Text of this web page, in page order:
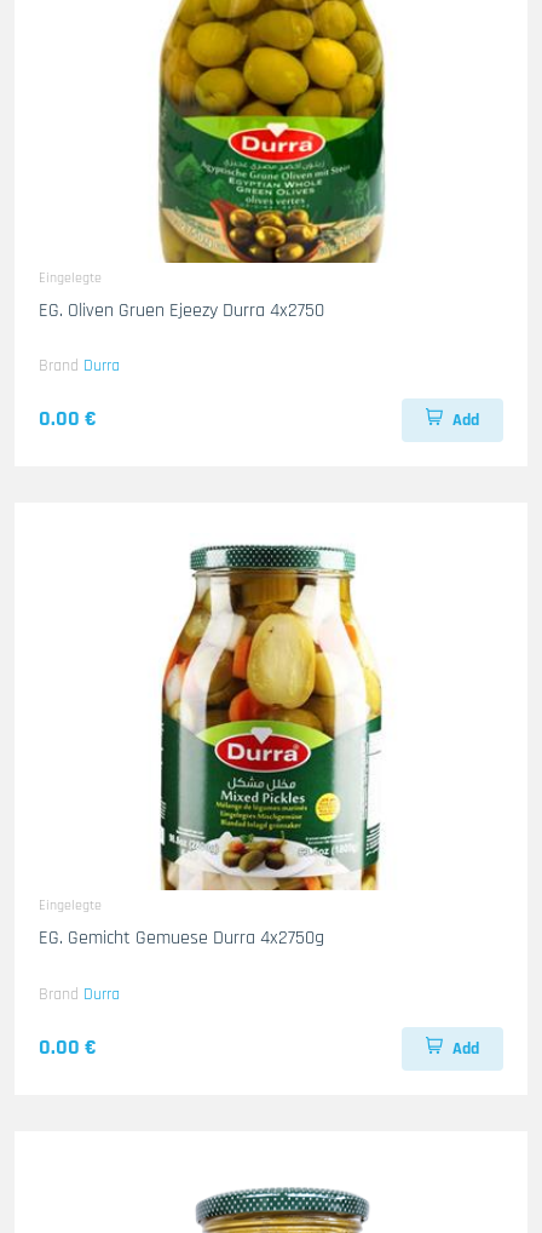
Eingelegte
EG. Oliven Gruen Ejeezy Durra 4x2750
Brand Durra
0.00 € Add
Eingelegte
EG. Gemicht Gemuese Durra 4x2750g
Brand Durra
0.00 € Add